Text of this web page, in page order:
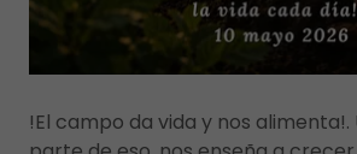
!El campo da vida y nos